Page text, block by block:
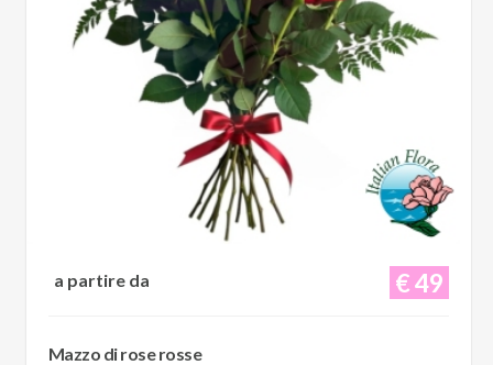
€ 49
a partire da
Mazzo di rose rosse